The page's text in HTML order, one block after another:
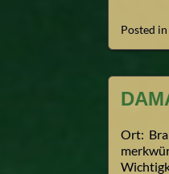
Posted in
Ort: